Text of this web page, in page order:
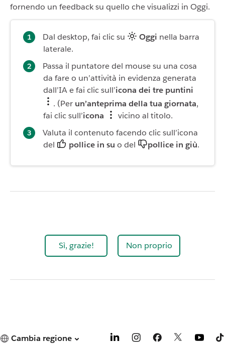
fornendo un feedback su quello che visualizzi in Oggi.
Dal desktop, fai clic su Oggi nella barra
laterale.
Passa il puntatore del mouse su una cosa
da fare o un’attività in evidenza generata
dall’IA e fai clic sull’icona dei tre puntini
. (Per un’anteprima della tua giornata,
fai clic sull’icona
vicino al titolo.
Valuta il contenuto facendo clic sull’icona
del
pollice in su o del pollice in giù.
Sì, grazie! Non proprio
Cambia regione